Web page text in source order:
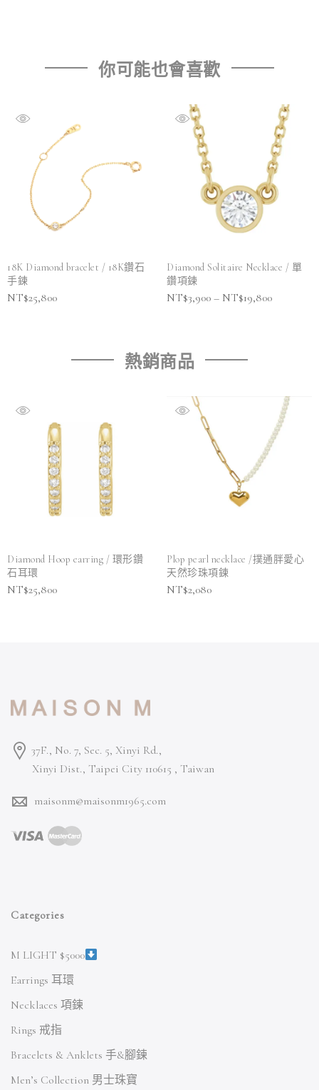
你可能也會喜歡
18K Diamond bracelet / 18K鑽石
手鍊
NT$25,800
Diamond Solitaire Necklace / 單
鑽項鍊
NT$3,900 – NT$19,800
熱銷商品
Diamond Hoop earring / 環形鑽
石耳環
NT$25,800
Plop pearl necklace /撲通胖愛心
天然珍珠項鍊
NT$2,080
37F., No. 7, Sec. 5, Xinyi Rd.,
Xinyi Dist., Taipei City 110615 , Taiwan
maisonm@maisonm1965.com
Categories
M LIGHT $5000
Earrings 耳環
Necklaces 項鍊
Rings 戒指
Bracelets & Anklets 手&腳鍊
Men’s Collection 男士珠寶